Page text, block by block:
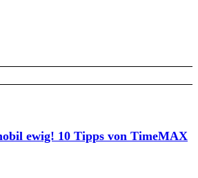
ewig! 10 Tipps von TimeMAX